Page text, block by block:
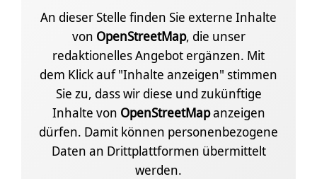
An dieser Stelle finden Sie externe Inhalte
von OpenStreetMap, die unser
redaktionelles Angebot ergänzen. Mit
dem Klick auf "Inhalte anzeigen" stimmen
Sie zu, dass wir diese und zukünftige
Inhalte von OpenStreetMapanzeigen
dürfen. Damit können personenbezogene
Daten an Drittplattformen übermittelt
werden.